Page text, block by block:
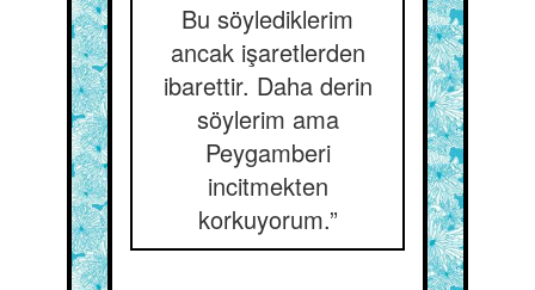
Bu söylediklerim
ancak işaretlerden
ibarettir. Daha derin
söylerim ama
Peygamberi
incitmekten
korkuyorum.”